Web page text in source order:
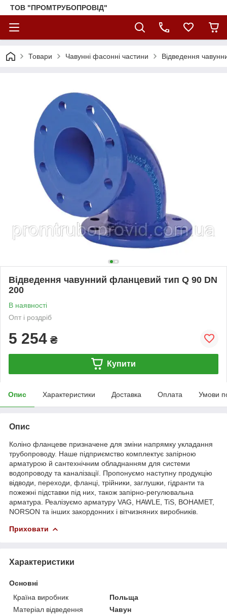
ТОВ "ПРОМТРУБОПРОВІД"
Товари Чавунні фасонні частини Відведення
Відведення чавунний фланцевий тип Q 90 DN
200
В наявності
Опт і роздріб
5 254 ₴
Купити
Опис Характеристики Доставка Оплата Умови
Опис
Коліно фланцеве призначене для зміни напрямку укладання
трубопроводу. Наше підприємство комплектує запірною
арматурою й сантехнічним обладнанням для системи
водопроводу та каналізації. Пропонуємо наступну продукцію
відводи, переходи, фланці, трійники, заглушки, гідранти та
пожежні підставки під них, також запірно-регулювальна
арматура. Реалізуємо арматуру VAG, HAWLE, TiS, BOHAMET,
NORSON та інших закордонних і вітчизняних виробників.
Приховати
Характеристики
Основні
Країна виробник
Польща
Матеріал відведення
Чавун